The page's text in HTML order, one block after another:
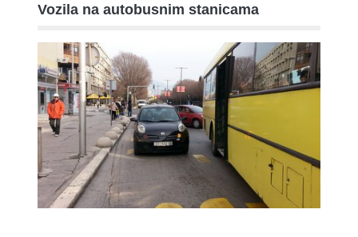
Vozila na autobusnim stanicama